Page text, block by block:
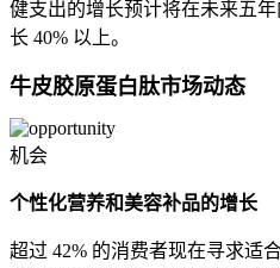
健支出的增长预计将在未来五
长 40% 以上。
牛皮胶原蛋白肽市场动态
机会
个性化营养和美容补品的增长
超过 42% 的消费者现在寻求适